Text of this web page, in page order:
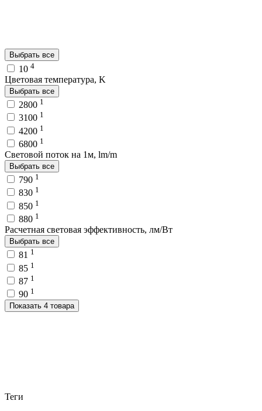
Выбрать все
10 4
Цветовая температура, K
Выбрать все
2800 1
3100 1
4200 1
6800 1
Световой поток на 1м, lm/m
Выбрать все
790 1
830 1
850 1
880 1
Расчетная световая эффективность, лм/Вт
Выбрать все
81 1
85 1
87 1
90 1
Показать 4 товара
Теги